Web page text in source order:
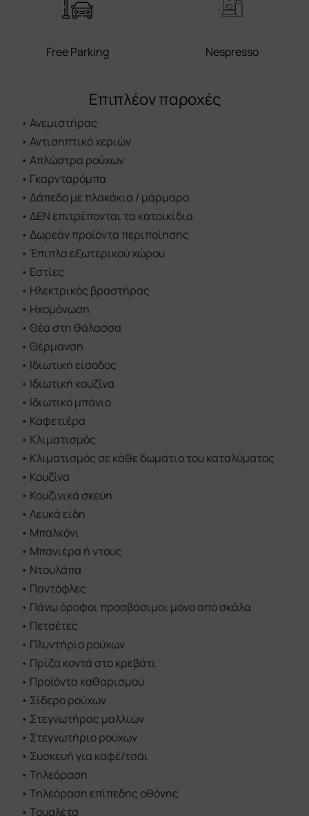
Αντισηπτικό χεριών
Γκαρνταρόμπα
Δωρεάν προϊόντα περιποίησης
• Έπιπλα εξωτερικού χώρου
• Εστίες
• Ηλεκτρικός βραστήρας
• Ηχομόνωση
• Θέα στη θάλασσα
• Θέρμανση
• Ιδιωτική είσοδος
• Ιδιωτική κουζίνα
• Ιδιωτικό μπάνιο
• Καφετιέρα
• Κλιματισμός
• Κλιματισμός σε κάθε δωμάτιο του καταλύματος
• Κουζίνα
• Κουζινικά σκεύη
• Λευκά είδη
• Μπαλκόνι
• Μπανιέρα ή ντους
• Ντουλάπα
• Παντόφλες
• Πάνω όροφοι προσβάσιμοι μόνο από σκάλα
• Πετσέτες
• Πλυντήριο ρούχων
• Πρίζα κοντά στο κρεβάτι
• Προϊόντα καθαρισμού
• Σίδερο ρούχων
• Στεγνωτήρας μαλλιών
• Στεγνωτήριο ρούχων
• Συσκευή για καφέ/τσάι
• Τηλεόραση
• Τηλεόραση επίπεδης οθόνης
• Τουαλέτα
• Τραπέζι φαγητού
• Χαρτί υγείας
• Ψυγείο